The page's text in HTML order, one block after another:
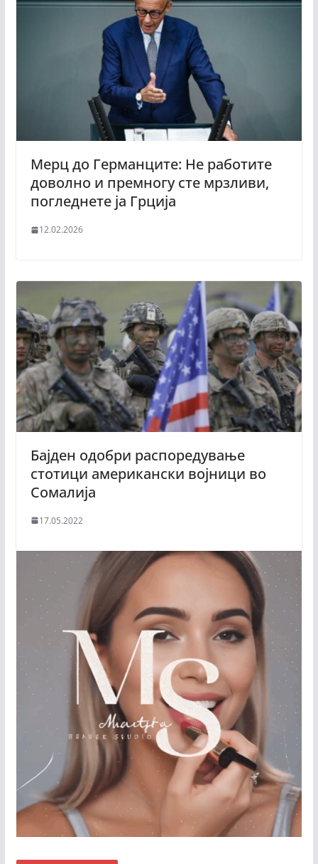
Мерц до Германците: Не работите
доволно и премногу сте мрзливи,
погледнете ја Грција
12.02.2026
Бајден одобри распоредување
стотици американски војници во
Сомалија
17.05.2022